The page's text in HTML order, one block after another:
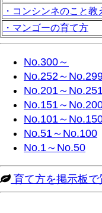
・コンシンネのこと教
・マンゴーの育て方
No.300～
No.252～
No.201～No.251
No.151～
No.101～
No.51～No.100
No.1～No.50
育て方を掲示板で